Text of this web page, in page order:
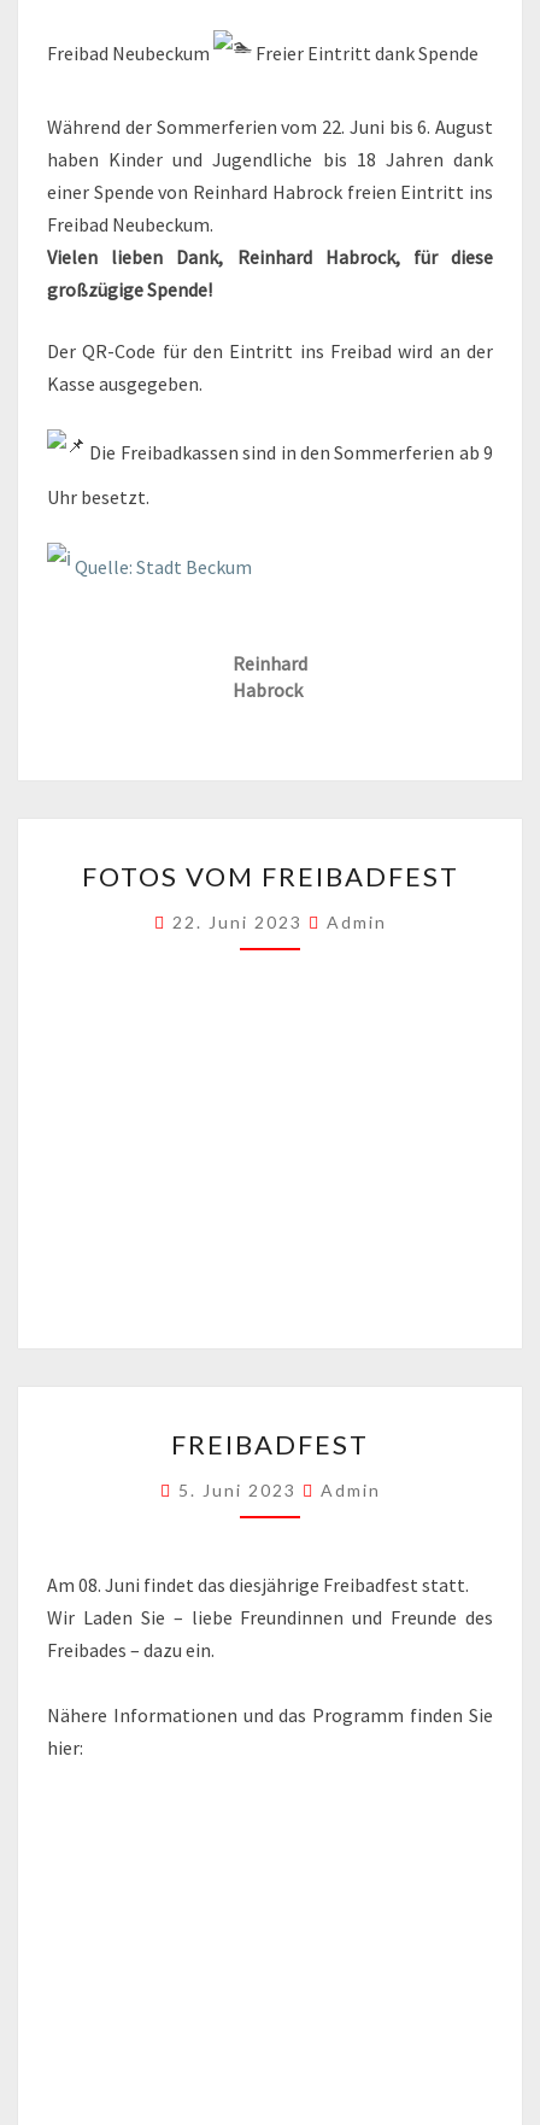
Freibad Neubeckum
Freier Eintritt dank Spende
Während der Sommerferien vom 22. Juni bis 6. August
haben Kinder und Jugendliche bis 18 Jahren dank
einer Spende von Reinhard Habrock freien Eintritt ins
Freibad Neubeckum.
Vielen lieben Dank, Reinhard Habrock, für diese
großzügige Spende!
Der QR-Code für den Eintritt ins Freibad wird an der
Kasse ausgegeben.
Die Freibadkassen sind in den Sommerferien ab 9
Uhr besetzt.
Quelle: Stadt Beckum
Reinhard
Habrock
VOM
FOTOS VOM FREIBADFEST
22. Juni 2023 Admin
FREIBADFEST
5. Juni 2023 Admin
Am 08. Juni findet das diesjährige Freibadfest statt.
Wir Laden Sie – liebe Freundinnen und Freunde des
Freibades – dazu ein.
Nähere Informationen und das Programm finden Sie
hier: